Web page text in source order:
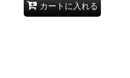
カートに入れる